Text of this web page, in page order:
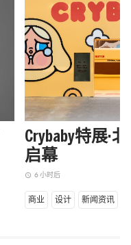
Crybaby特展·
启幕
access_time 6 小时后
商业 设计 新闻资讯